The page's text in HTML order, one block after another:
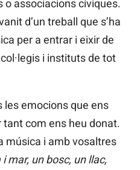
o associacions cíviques.
d’un treball que s’ha
per a entrar i eixir de
i instituts de tot
les emocions que ens
com ens heu donat.
música i amb vosaltres
mar, un bosc, un llac,